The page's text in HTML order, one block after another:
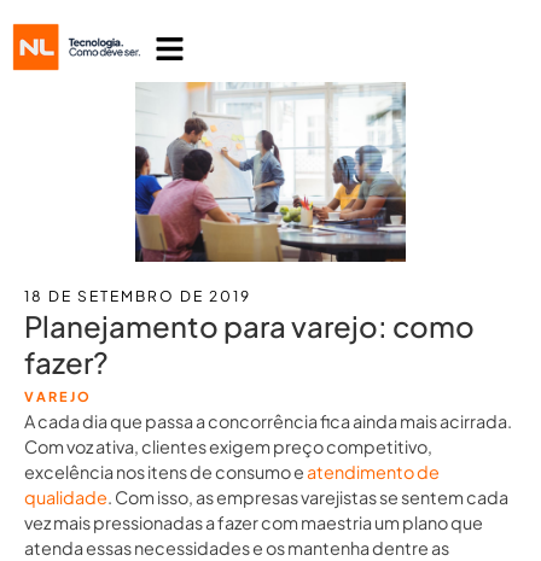
18 DE SETEMBRO DE 2019
Planejamento para varejo: como
fazer?
VAREJO
A cada dia que passa a concorrência fica ainda mais acirrada.
Com voz ativa, clientes exigem preço competitivo,
excelência nos itens de consumo eatendimento de
qualidade. Com isso, as empresas varejistas se sentem cada
vez mais pressionadas a fazer com maestria um plano que
atenda essas necessidades e os mantenha dentre as